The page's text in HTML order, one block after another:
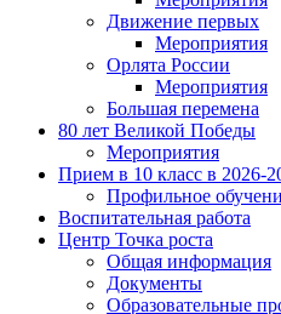
Движение первых
Мероприятия
Орлята России
Мероприятия
Большая перемена
80 лет Великой Победы
Мероприятия
Прием в 10 класс в 2026-
Профильное
Воспитательная работа
Центр Точка роста
Общая информация
Документы
Образовательные